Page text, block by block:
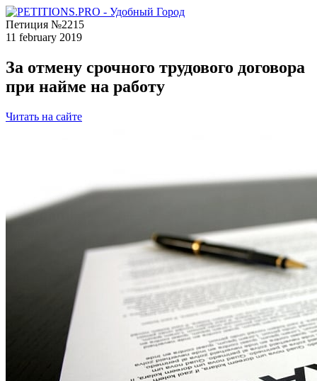
Петиция №2215
11 february 2019
За отмену срочного трудового договора
при найме на работу
Читать на сайте